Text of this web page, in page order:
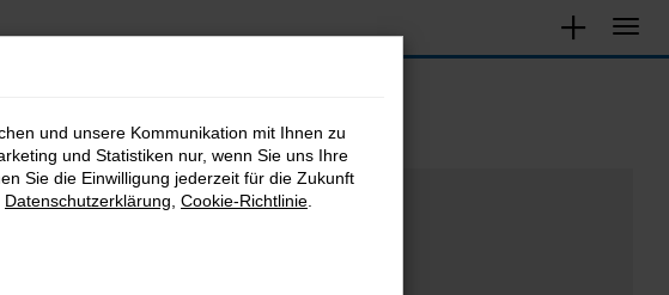
und unsere Kommunikation mit Ihnen zu
und Statistiken nur, wenn Sie uns Ihre
Sie die Einwilligung jederzeit für die Zukunft
Datenschutzerklärung Cookie-Richtlinie